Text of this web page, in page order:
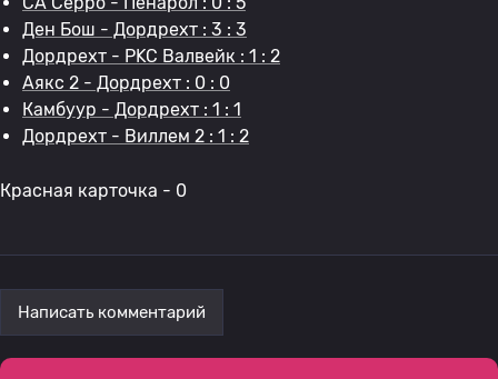
Ден Бош - Дордрехт : 3 : 3
Дордрехт - РKC Валвейк : 1 : 2
Аякс 2 - Дордрехт : 0 : 0
Камбуур - Дордрехт : 1 : 1
Дордрехт - Виллем 2 : 1 : 2
Красная карточка - 0
Написать комментарий